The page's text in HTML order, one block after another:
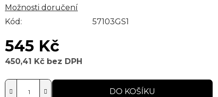
Možnosti doručení
Kód:
57103GS1
545 Kč
450,41 Kč bez DPH
DO KOŠÍKU